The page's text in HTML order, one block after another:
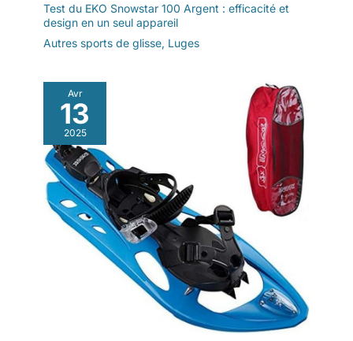
Test du EKO Snowstar 100 Argent : efficacité et
design en un seul appareil
Autres sports de glisse, Luges
Avr
13
2025